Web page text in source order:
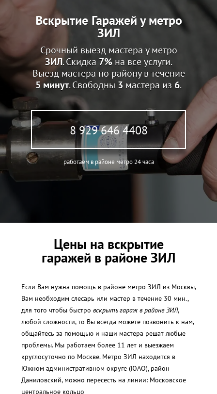
Вскрытие Гаражей у метро
ЗИЛ
Срочный выезд мастера у метро
ЗИЛ. Скидка 7%на все услуги.
Выезд мастера по району в течение
5 минут. Свободны 3 мастера из 6.
8 929 646 4408
работаем в районе метро 24 часа
Цены на вскрытие
гаражей в районе ЗИЛ
Если Вам нужна помощь в районе метро ЗИЛ из Москвы,
Вам необходим слесарь или мастер в течение 30 мин.,
для того чтобы быстро вскрыть гараж в районе ЗИЛ,
любой сложности, то Вы всегда можете позвонить к нам,
общайтесь за помощью и наши мастера решат любые
проблемы. Мы работаем более 11 лет и выезжаем
круглосуточно по Москве. Метро ЗИЛ находится в
Южном административном округе (ЮАО), район
Даниловский, можно пересесть на линии: Московское
центральное кольцо